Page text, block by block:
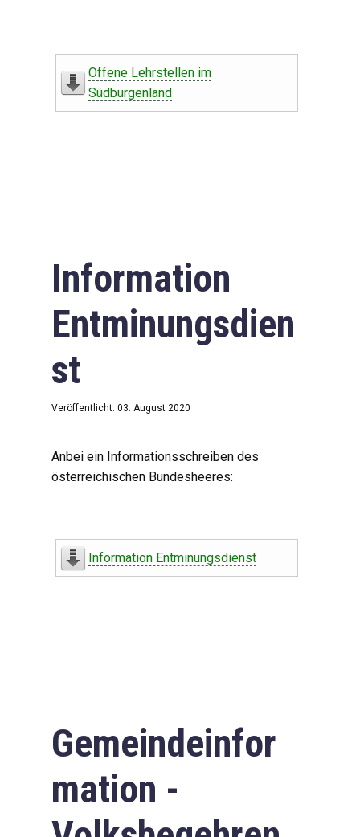
Offene Lehrstellen im
Südburgenland
Information
Entminungsdien
st
Veröffentlicht: 03. August 2020
Anbei ein Informationsschreiben des
österreichischen Bundesheeres:
Information Entminungsdienst
Gemeindeinfor
mation -